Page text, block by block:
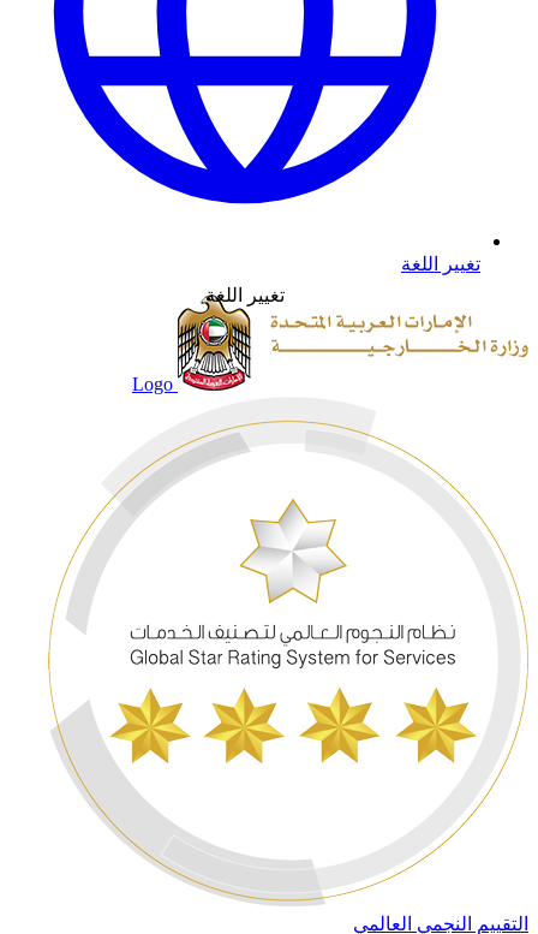
تغيير اللغة
تغيير اللغة
Logo
التقييم النجمي العالمي